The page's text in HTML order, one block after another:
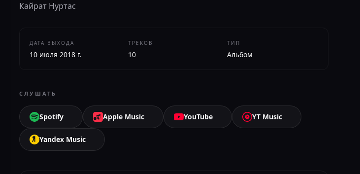
Кайрат Нуртас
ДАТА ВЫХОДА
10 июля 2018 г.
ТРЕКОВ
10
ТИП
Альбом
СЛУШАТЬ
Spotify Apple Music YouTube YT Music
Yandex Music